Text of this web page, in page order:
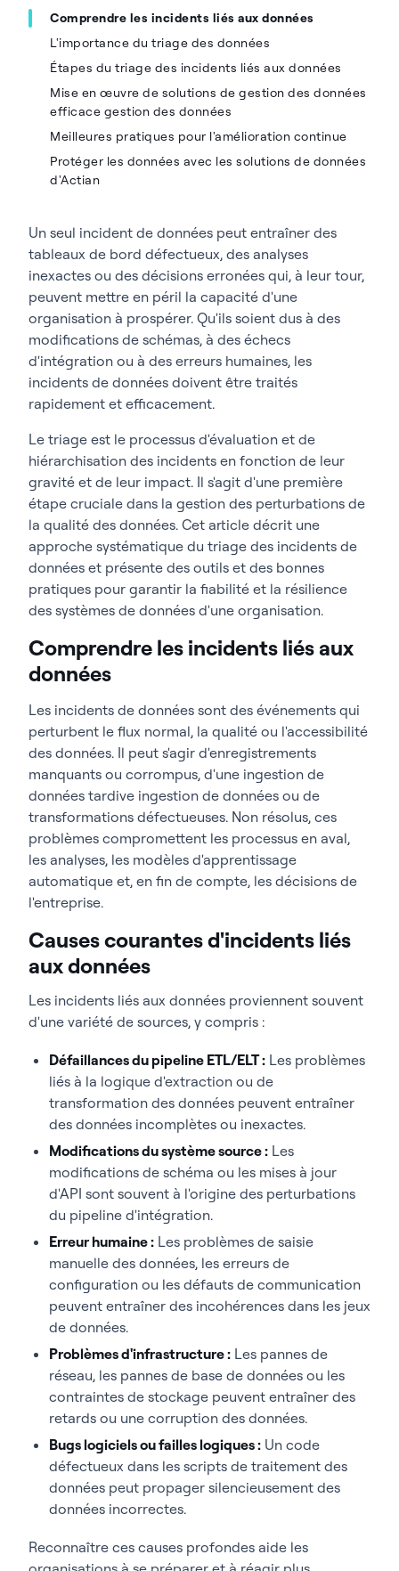
Comprendre les incidents liés aux données
L'importance du triage des données
Étapes du triage des incidents liés aux données
Mise en œuvre de solutions de gestion des données
efficace gestion des données
Meilleures pratiques pour l'amélioration continue
Protéger les données avec les solutions de données
d'Actian
Un seul incident de données peut entraîner des
tableaux de bord défectueux, des analyses
inexactes ou des décisions erronées qui, à leur tour,
peuvent mettre en péril la capacité d'une
organisation à prospérer. Qu'ils soient dus à des
modifications de schémas, à des échecs
d'intégration ou à des erreurs humaines, les
incidents de données doivent être traités
rapidement et efficacement.
Le triage est le processus d'évaluation et de
hiérarchisation des incidents en fonction de leur
gravité et de leur impact. Il s'agit d'une première
étape cruciale dans la gestion des perturbations de
la qualité des données. Cet article décrit une
approche systématique du triage des incidents de
données et présente des outils et des bonnes
pratiques pour garantir la fiabilité et la résilience
des systèmes de données d'une organisation.
Comprendre les incidents liés aux
données
Les incidents de données sont des événements qui
perturbent le flux normal, la qualité ou l'accessibilité
des données. Il peut s'agir d'enregistrements
manquants ou corrompus, d'une ingestion de
données tardive ingestion de données ou de
transformations défectueuses. Non résolus, ces
problèmes compromettent les processus en aval,
les analyses, les modèles d'apprentissage
automatique et, en fin de compte, les décisions de
l'entreprise.
Causes courantes d'incidents liés
aux données
Les incidents liés aux données proviennent souvent
d'une variété de sources, y compris :
Défaillances du pipeline ETL/ELT : Les problèmes
liés à la logique d'extraction ou de
transformation des données peuvent entraîner
des données incomplètes ou inexactes.
Modifications du système source : Les
modifications de schéma ou les mises à jour
d'API sont souvent à l'origine des perturbations
du pipeline d'intégration.
Erreur humaine : Les problèmes de saisie
manuelle des données, les erreurs de
configuration ou les défauts de communication
peuvent entraîner des incohérences dans les jeux
de données.
Problèmes d'infrastructure : Les pannes de
réseau, les pannes de base de données ou les
contraintes de stockage peuvent entraîner des
retards ou une corruption des données.
Bugs logiciels ou failles logiques : Un code
défectueux dans les scripts de traitement des
données peut propager silencieusement des
données incorrectes.
Reconnaître ces causes profondes aide les